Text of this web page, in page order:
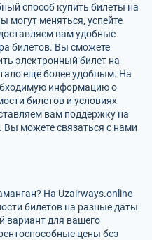
способ купить билеты на
меняться, успейте
вам удобные
билетов. Вы сможете
электронный билет на
еще более удобным. На
информацию о
билетов и условиях
вам поддержку на
Вы можете связаться с нами
На Uzairways.online
билетов на разные даты
вариант для вашего
цены без